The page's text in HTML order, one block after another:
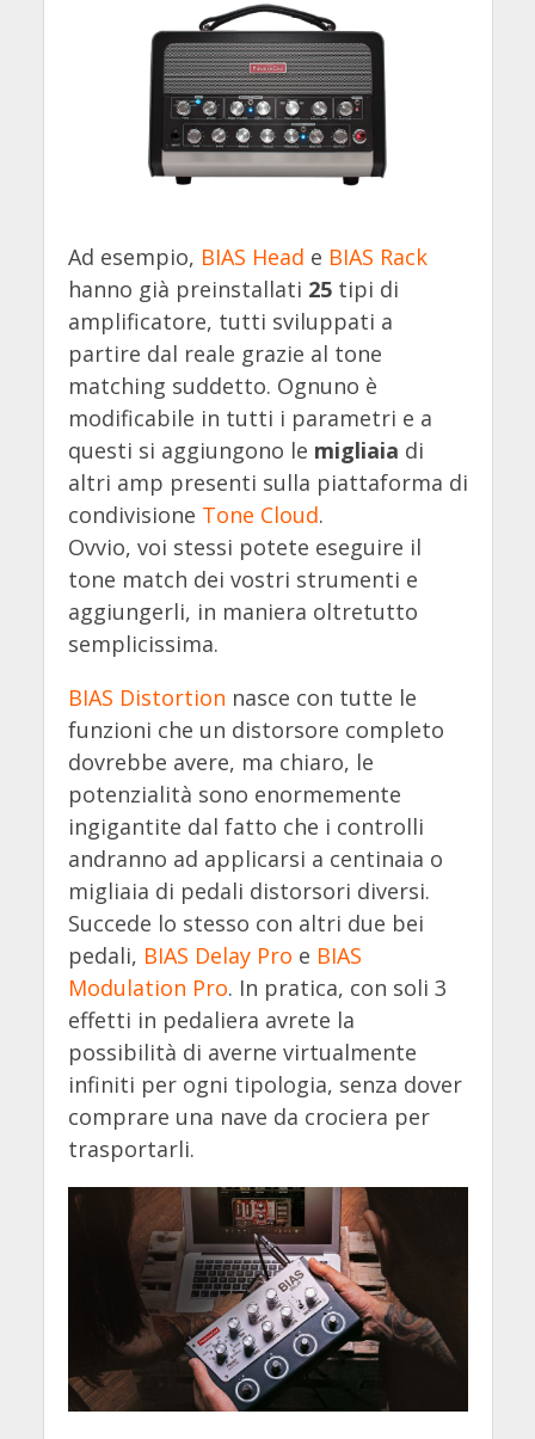
Ad esempio, BIAS Head e BIAS Rack
hanno già preinstallati 25tipi di
amplificatore, tutti sviluppati a
partire dal reale grazie al tone
matching suddetto. Ognuno è
modificabile in tutti i parametri e a
questi si aggiungono le migliaia di
altri amp presenti sulla piattaforma di
condivisione Tone Cloud.
Ovvio, voi stessi potete eseguire il
tone match dei vostri strumenti e
aggiungerli, in maniera oltretutto
semplicissima.
BIAS Distortion nasce con tutte le
funzioni che un distorsore completo
dovrebbe avere, ma chiaro, le
potenzialità sono enormemente
ingigantite dal fatto che i controlli
andranno ad applicarsi a centinaia o
migliaia di pedali distorsori diversi.
Succede lo stesso con altri due bei
pedali, BIAS Delay Pro e BIAS
Modulation Pro. In pratica, con soli 3
effetti in pedaliera avrete la
possibilità di averne virtualmente
infiniti per ogni tipologia, senza dover
comprare una nave da crociera per
trasportarli.